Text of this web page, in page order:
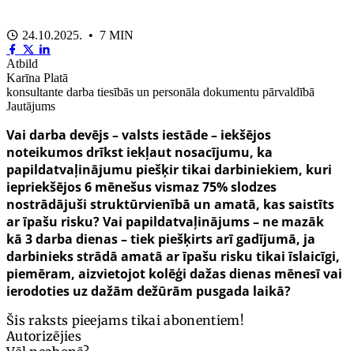
24.10.2025. • 7 MIN
Atbild
Karīna Platā
konsultante darba tiesībās un personāla dokumentu pārvaldībā
Jautājums
Vai darba devējs–valsts iestāde– iekšējos
noteikumos drīkst iekļaut nosacījumu, ka
papildatvaļinājumu piešķir tikai darbiniekiem, kuri
iepriekšējos 6 mēnešus vismaz 75% slodzes
nostrādājuši struktūrvienībā un amatā, kas saistīts
ar īpašu risku? Vai papildatvaļinājums– ne mazāk
kā 3darba dienas–tiek piešķirts arī gadījumā, ja
darbinieks strādā amatā ar īpašu risku tikai īslaicīgi,
piemēram, aizvietojot kolēģi dažas dienas mēnesī vai
ierodoties uz dažām dežūrām pusgada laikā?
Šis raksts pieejams tikai abonentiem!
Autorizējies